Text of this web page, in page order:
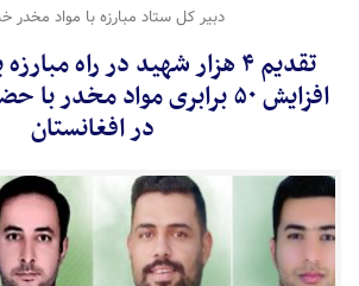
دبیر کل ستاد مبارزه با مواد مخدر
تقدیم ۴ هزار شهید در راه
افزایش ۵۰‌ برابری مواد مخدر
در افغانستان